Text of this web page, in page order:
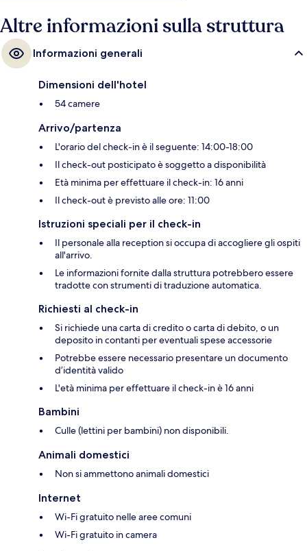
Altre informazioni sulla struttura
Informazioni generali
Dimensioni dell'hotel
54 camere
Arrivo/partenza
L'orario del check-in è il seguente: 14:00-18:00
Il check-out posticipato è soggetto a disponibilità
Età minima per effettuare il check-in: 16 anni
Il check-out è previsto alle ore: 11:00
Istruzioni speciali per il check-in
Il personale alla reception si occupa di accogliere gli ospiti
all'arrivo.
Le informazioni fornite dalla struttura potrebbero essere
tradotte con strumenti di traduzione automatica.
Richiesti al check-in
Si richiede una carta di credito o carta di debito, o un
deposito in contanti per eventuali spese accessorie
Potrebbe essere necessario presentare un documento
d’identità valido
L'età minima per effettuare il check-in è 16 anni
Bambini
Culle (lettini per bambini) non disponibili.
Animali domestici
Non si ammettono animali domestici
Internet
Wi-Fi gratuito nelle aree comuni
Wi-Fi gratuito in camera